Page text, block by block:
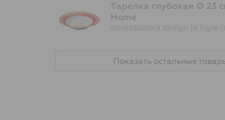
Тарелка глубокая Ø 23
Home
abracadabra design la tigre